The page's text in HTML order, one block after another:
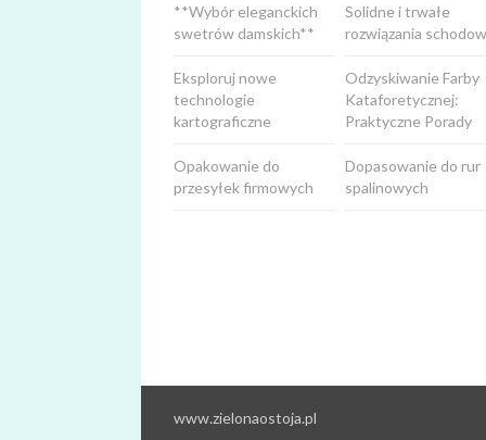
Solidne i trwałe
rozwiązania
**Wybór eleganckich
swetrów damskich**
Odzyskiwanie Farby
Kataforetycznej:
Praktyczne Porady
Eksploruj nowe
technologie
kartograficzne
Dopasowanie do rur
spalinowych
Opakowanie do
przesyłek firmowych
www.zielonaostoja.pl